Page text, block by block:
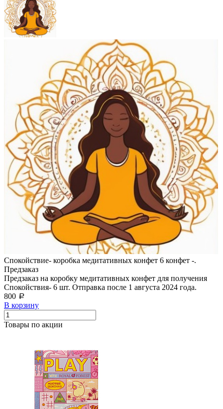
Спокойствие- коробка медитативных конфет 6 конфет -.
Предзаказ
Предзаказ на коробку медитативных конфет для получения
Спокойствия- 6 шт. Отправка после 1 августа 2024 года.
800 a
В корзину
Товары по акции